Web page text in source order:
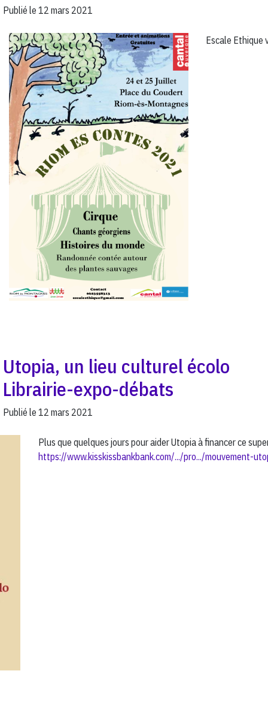
Publié le 12 mars 2021
Escale Ethique
Utopia, un lieu culturel écolo
Librairie-expo-débats
Publié le 12 mars 2021
Plus que quelques jours pour aider Utopia à financer ce
https://www.kisskissbankbank.com/.../pro.../mouvement-